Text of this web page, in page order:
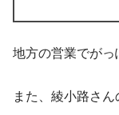
地方の営業でがっ
また、綾小路さ